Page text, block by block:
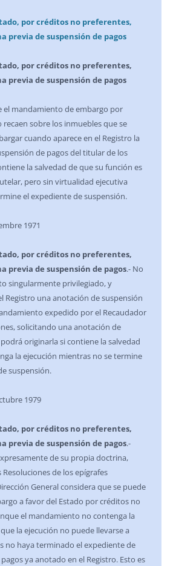
por créditos no preferentes,
previa de suspensión de pagos
por créditos no preferentes,
previa de suspensión de pagos
el mandamiento de embargo por
sobre los inmuebles que se
cuando aparece en el Registro la
de pagos del titular de los
la salvedad de que su función es
pero sin virtualidad ejecutiva
el expediente de suspensión.
1971
por créditos no preferentes,
previa de suspensión de pagos.- No
singularmente privilegiado, y
Registro una anotación de suspensión
expedido por el Recaudador
solicitando una anotación de
originarla si contiene la salvedad
la ejecución mientras no se termine
suspensión.
1979
por créditos no preferentes,
previa de suspensión de pagos.-
de su propia doctrina,
Resoluciones de los epígrafes
General considera que se puede
a favor del Estado por créditos no
el mandamiento no contenga la
la ejecución no puede llevarse a
no haya terminado el expediente de
ya anotado en el Registro. Esto es